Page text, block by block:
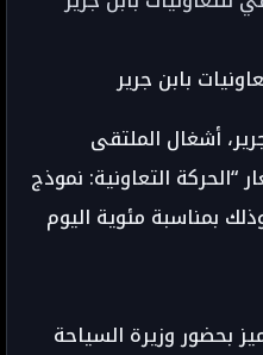
بابن جرير
أشغال الملتقى
“الحركة التعاونية: نموذج
بمناسبة مئوية اليوم
بحضور وزيرة السياحة